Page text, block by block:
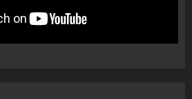
“bosen” Joana Nano për
abuzim me fondet publike dhe
pasuri të pajustifikuar